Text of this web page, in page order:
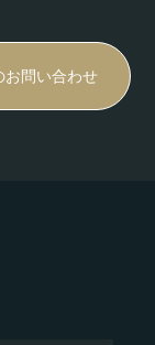
お問い合わせ